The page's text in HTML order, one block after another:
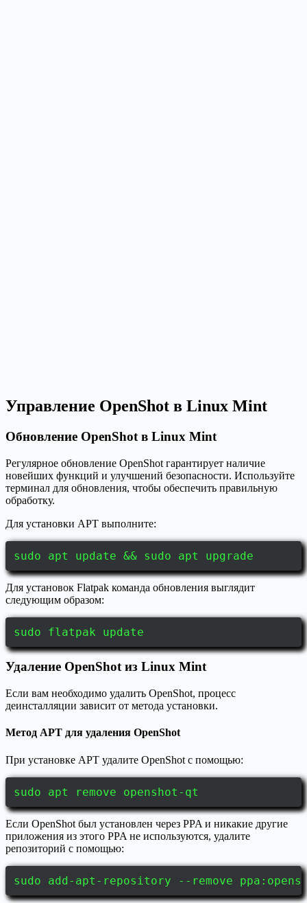
Управление OpenShot в Linux Mint
Обновление OpenShot в Linux Mint
Регулярное обновление OpenShot гарантирует наличие
новейших функций и улучшений безопасности. Используйте
терминал для обновления, чтобы обеспечить правильную
обработку.
Для установки APT выполните:
sudo apt update && sudo apt upgrade
Для установок Flatpak команда обновления выглядит
следующим образом:
sudo flatpak update
Удаление OpenShot из Linux Mint
Если вам необходимо удалить OpenShot, процесс
деинсталляции зависит от метода установки.
Метод APT для удаления OpenShot
При установке APT удалите OpenShot с помощью:
sudo apt remove openshot-qt
Если OpenShot был установлен через PPA и никакие другие
приложения из этого PPA не используются, удалите
репозиторий с помощью:
sudo add-apt-repository --remove